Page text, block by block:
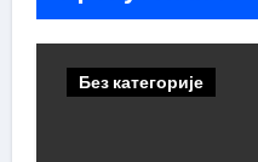
Без категорије